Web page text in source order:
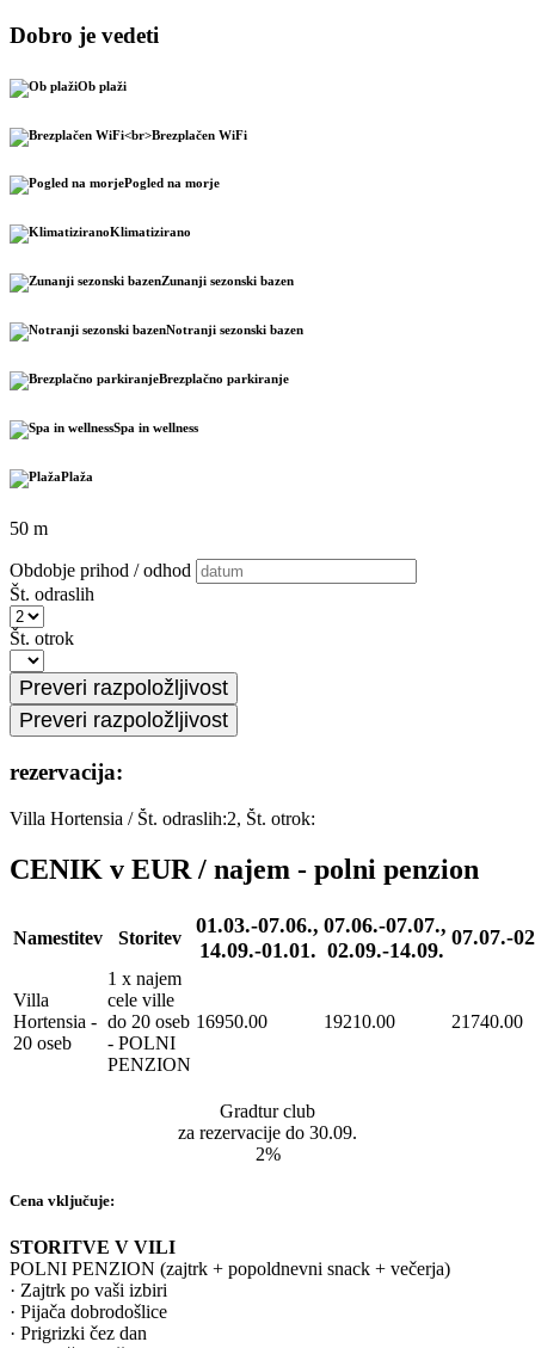
Dobro je vedeti
Ob plaži
Brezplačen WiFi
Pogled na morje
Klimatizirano
Zunanji sezonski bazen
Notranji sezonski bazen
Brezplačno parkiranje
Spa in wellness
Plaža
50 m
Obdobje prihod / odhod
Št. odraslih
Št. otrok
rezervacija:
Villa Hortensia / Št. odraslih:2, Št. otrok:
CENIK v EUR / najem - polni penzion
Namestitev Storitev
01.03.-07.06.,
14.09.-01.01.
07.06.-07.07.,
02.09.-14.09.
07.07.-
Villa
Hortensia -
20 oseb
1 x najem
cele ville
do 20 oseb
- POLNI
PENZION
16950.00 19210.00 21740.00
Gradtur club
za rezervacije do 30.09.
2%
Cena vključuje:
STORITVE V VILI
POLNI PENZION (zajtrk + popoldnevni snack + večerja)
· Zajtrk po vaši izbiri
· Pijača dobrodošlice
· Prigrizki čez dan